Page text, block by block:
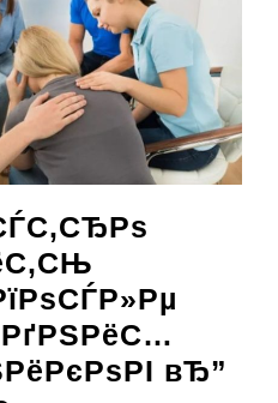
вЂ”